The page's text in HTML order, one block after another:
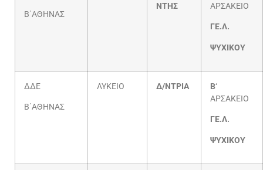
Β΄ΑΘΗΝΑΣ
ΝΤΗΣ
ΑΡΣΑΚΕΙΟ
ΓΕ.Λ.
ΨΥΧΙΚΟΥ
ΔΔΕ
Β΄ΑΘΗΝΑΣ
ΛΥΚΕΙΟ Δ/ΝΤΡΙΑ Β‘
ΑΡΣΑΚΕΙΟ
ΓΕ.Λ.
ΨΥΧΙΚΟΥ